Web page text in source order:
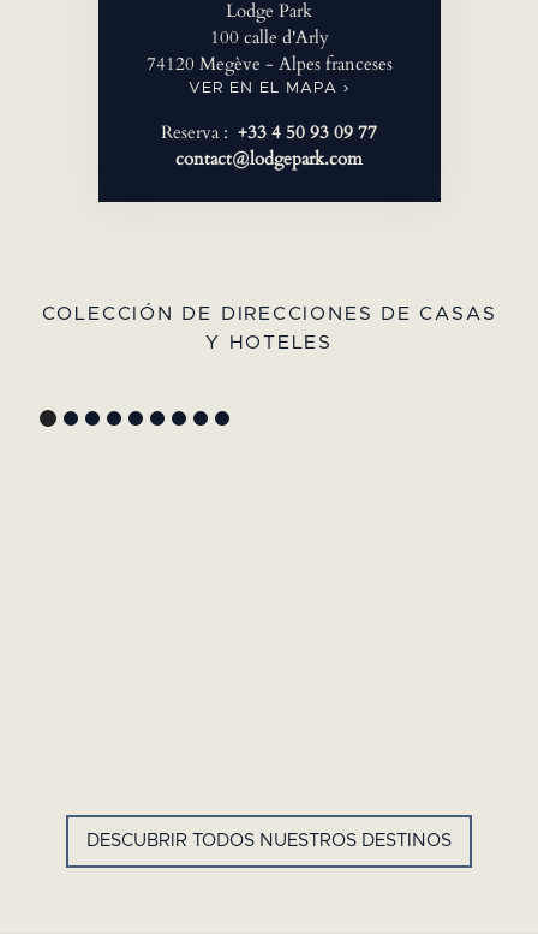
Lodge Park
100 calle d'Arly
74120 Megève - Alpes franceses
VER EN EL MAPA ›
Reserva : +33 4 50 93 09 77
contact@lodgepark.com
COLECCIÓN DE DIRECCIONES DE CASAS
Y HOTELES
DESCUBRIR TODOS NUESTROS DESTINOS